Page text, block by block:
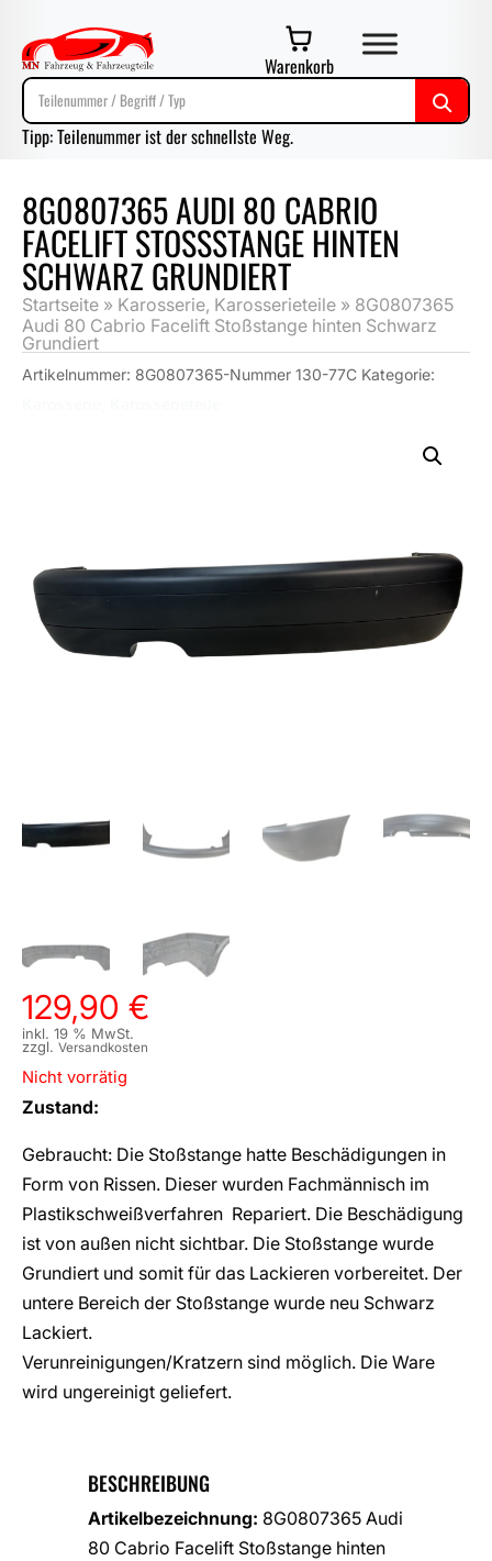
Warenkorb
Tipp: Teilenummer ist der schnellste Weg.
8G0807365 AUDI 80 CABRIO
FACELIFT STOSSSTANGE HINTEN S
CHWARZ GRUNDIERT
Startseite » Karosserie, Karosserieteile » 8G0807365
Audi 80 Cabrio Facelift Stoßstange hinten Schwarz
Grundiert
Artikelnummer: 8G0807365-Nummer 130-77C Kategorie:
129,90 €
inkl. 19 % MwSt.
zzgl. Versandkosten
Nicht vorrätig
Zustand:
Gebraucht: Die Stoßstange hatte Beschädigungen in
Form von Rissen. Dieser wurden Fachmännisch im
Plastikschweißverfahren Repariert. Die Beschädigung
ist von außen nicht sichtbar. Die Stoßstange wurde
Grundiert und somit für das Lackieren vorbereitet. Der
untere Bereich der Stoßstange wurde neu Schwarz
Lackiert.
Verunreinigungen/Kratzern sind möglich. Die Ware
wird ungereinigt geliefert.
BESCHREIBUNG
Artikelbezeichnung: 8G0807365 Audi
80 Cabrio Facelift Stoßstange hinten